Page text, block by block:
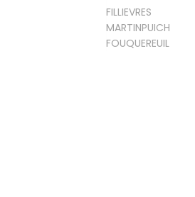
FILLIEVRES
MARTINPUICH
FOUQUEREUIL